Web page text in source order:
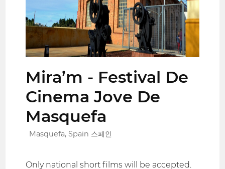
Mira’m - Festival De
Cinema Jove De
Masquefa
Masquefa, Spain 스페인
Only national short films will be accepted.